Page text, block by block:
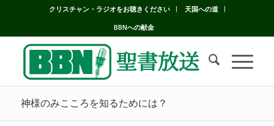
クリスチャン・ラジオをお聴きください
天国への道
BBNへの献金
神様のみこころを知るためには？